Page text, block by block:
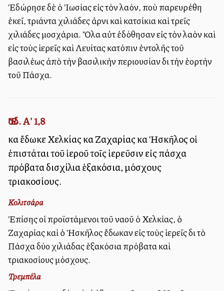
Ἐδώρησε δὲ ὁ Ἰωσίας εἰς τὸν λαόν, ποὺ παρευρέθη
ἐκεῖ, τριάντα χιλιάδες ἀρνιὰ καὶ κατσίκια καὶ τρεῖς
χιλιάδες μοσχάρια. Ὅλα αὐτὰ ἐδόθησαν εἰς τὸν λαὸν καὶ
εἰς τοὺς ἱερεῖς καὶ Λευίτας κατόπιν ἐντολῆς τοῦ
βασιλέως ἀπὸ τὴν βασιλικὴν περιουσίαν διὰ τὴν ἑορτὴν
τοῦ Πάσχα.
Ἔσδ. Α' 1,8
καὶ ἔδωκε Χελκίας καὶ Ζαχαρίας καὶ Ἡσκῆλος οἱ
ἐπιστάται τοῦ ἱεροῦ τοῖς ἱερεῦσιν εἰς πάσχα
πρόβατα δισχίλια ἑξακόσια, μόσχους
τριακοσίους.
Κολιτσάρα
Ἐπίσης οἱ προϊστάμενοι τοῦ ναοῦ ὁ Χελκίας, ὁ
Ζαχαρίας καὶ ὁ Ἡσκῆλος ἔδωκαν εἰς τοὺς ἱερεῖς διὰ τὸ
Πάσχα δύο χιλιάδας ἑξακόσια πρόβατα καὶ
τριακοσίους μόσχους.
Τρεμπέλα